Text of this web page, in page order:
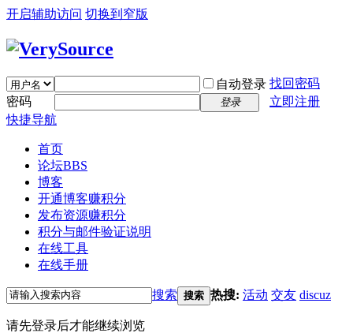
开启辅助访问 切换到窄版
自动登录 找回密码
密码
登录
立即注册
快捷导航
首页
论坛BBS
博客
开通博客赚积分
发布资源赚积分
积分与邮件验证说明
在线工具
在线手册
搜索 搜索 热搜: 活动 交友 discuz
请先登录后才能继续浏览